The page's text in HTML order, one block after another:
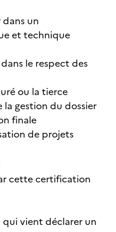
un
et technique
le respect des
ou la tierce
gestion du dossier
finale
de projets
cette certification
vient déclarer un